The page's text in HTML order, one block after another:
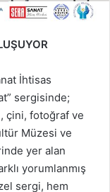
İhtisas
sergisinde;
çini, fotoğraf ve
Müzesi ve
yer alan
yorumlanmış
sergi, hem